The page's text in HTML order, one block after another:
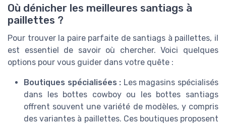
Où dénicher les meilleures santiags à
paillettes ?
Pour trouver la paire parfaite de santiags à paillettes, il
est essentiel de savoir où chercher. Voici quelques
options pour vous guider dans votre quête :
Boutiques spécialisées : Les magasins spécialisés
dans les bottes cowboy ou les bottes santiags
offrent souvent une variété de modèles, y compris
des variantes à paillettes. Ces boutiques proposent